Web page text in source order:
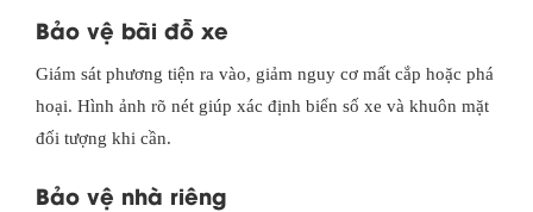
Bảo vệ bãi đỗ xe
Giám sát phương tiện ra vào, giảm nguy cơ mất cắp hoặc phá
hoại. Hình ảnh rõ nét giúp xác định biển số xe và khuôn mặt
đối tượng khi cần.
Bảo vệ nhà riêng